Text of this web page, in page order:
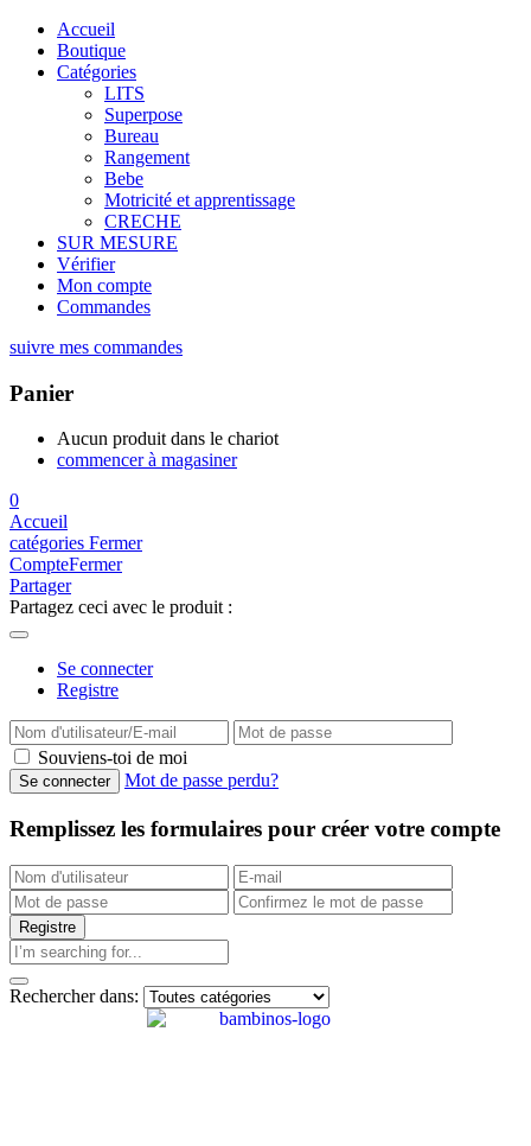
Accueil
Boutique
Catégories
LITS
Superpose
Bureau
Rangement
Bebe
Motricité et apprentissage
CRECHE
SUR MESURE
Vérifier
Mon compte
Commandes
suivre mes commandes
Panier
Aucun produit dans le chariot
commencer à magasiner
0
Accueil
catégories Fermer
CompteFermer
Partager
Partagez ceci avec le produit :
Se connecter
Registre
Souviens-toi de moi
Mot de passe perdu?
Remplissez les formulaires pour créer votre compte
Rechercher dans: